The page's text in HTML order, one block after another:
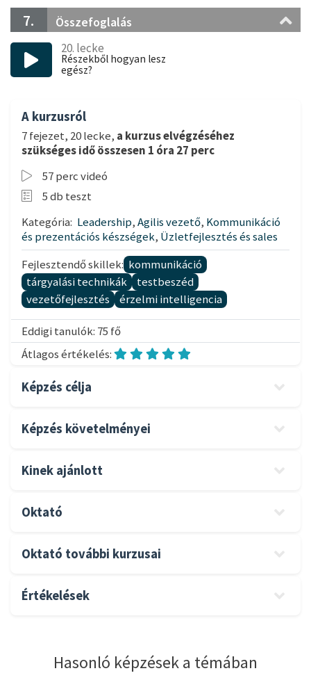
7. Összefoglalás
20. lecke
Részekből hogyan lesz
egész?
A kurzusról
7 fejezet, 20 lecke, a kurzus elvégzéséhez
szükséges idő összesen 1 óra 27 perc
57 perc videó
5 db teszt
Kategória: Leadership,Agilis vezető, Kommunikáció
és prezentációs készségek, Üzletfejlesztés és sales
Fejlesztendő skillek: kommunikáció
tárgyalási technikák
testbeszéd
vezetőfejlesztés
érzelmi intelligencia
Eddigi tanulók: 75 fő
Átlagos értékelés:
Képzés célja
Képzés követelményei
Kinek ajánlott
Oktató
Oktató további kurzusai
Értékelések
Hasonló képzések a témában